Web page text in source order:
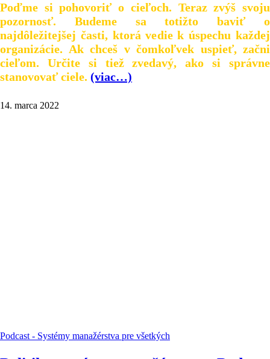
Poďme si pohovoriť o cieľoch. Teraz zvýš svoju
pozornosť. Budeme sa totižto baviť o
najdôležitejšej časti, ktorá vedie k úspechu každej
organizácie. Ak chceš v čomkoľvek uspieť, začni
cieľom. Určite si tiež zvedavý, ako si správne
stanovovať ciele. (viac…)
14. marca 2022
Podcast - Systémy manažérstva pre všetkých